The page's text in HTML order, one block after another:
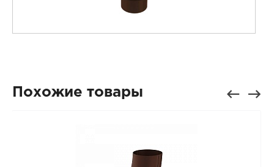
Похожие товары